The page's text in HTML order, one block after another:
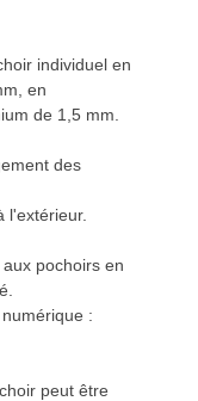
individuel en
en
de 1,5 mm.
des
l'extérieur.
pochoirs en
:
peut être